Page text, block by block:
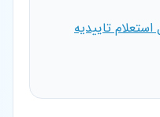
استعلام تاییدیه